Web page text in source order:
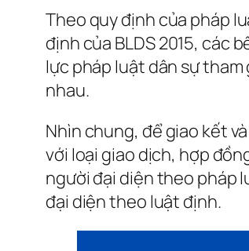
Theo quy định của pháp
định của BLDS 2015, các
lực pháp luật dân sự
nhau.
Nhìn chung, để giao kết
với loại giao dịch, hợp
người đại diện theo pháp
đại diện theo luật định.